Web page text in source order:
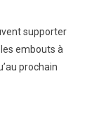
supporter
embouts à
prochain